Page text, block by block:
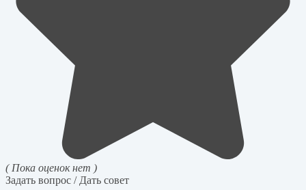
( Пока оценок нет )
Задать вопрос / Дать совет